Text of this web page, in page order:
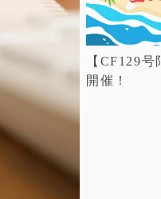
【CF129
開催！